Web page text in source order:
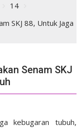
14
SKJ 88, Untuk Jaga
Senam SKJ
kebugaran tubuh,